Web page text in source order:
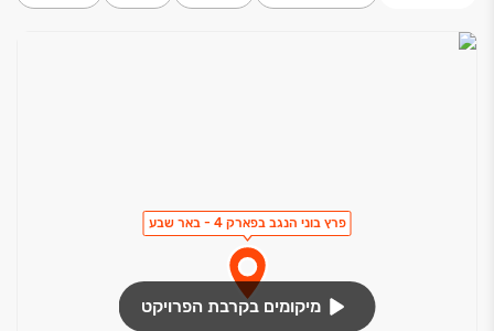
פרץ בוני הנגב בפארק 4 - באר שבע
מיקומים בקרבת הפרויקט